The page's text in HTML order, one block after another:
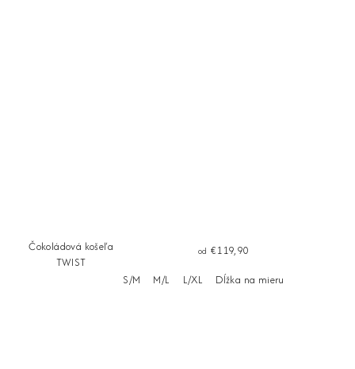
Čokoládová košeľa
TWIST
od €119,90
S/M
M/L L/XL Dĺžka na mieru